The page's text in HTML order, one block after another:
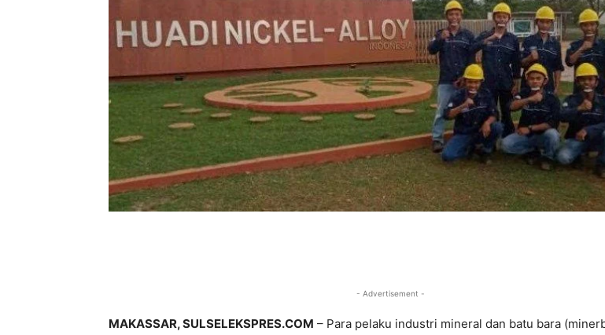
- Advertisement -
MAKASSAR, SULSELEKSPRES.COM – Para pelaku industri mineral dan batu bara